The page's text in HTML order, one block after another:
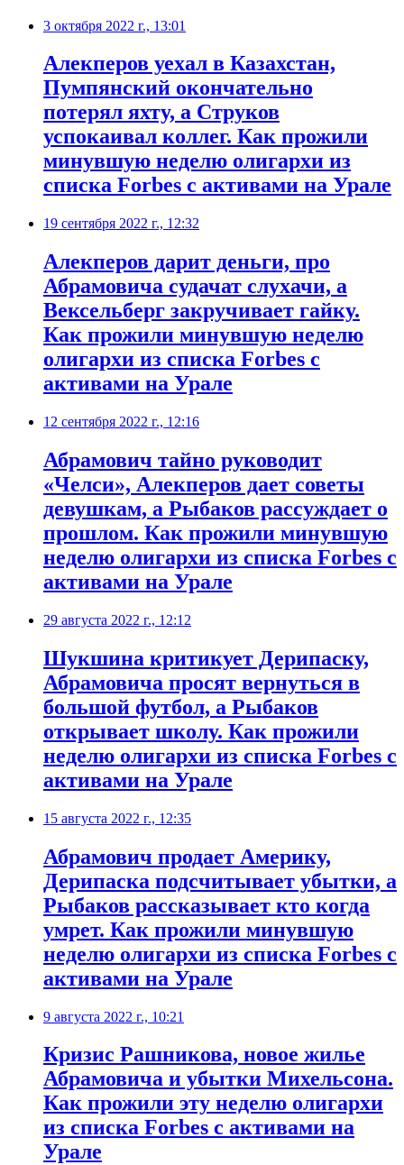
3 октября 2022 г., 13:01
Алекперов уехал в Казахстан,
Пумпянский окончательно
потерял яхту, а Струков
успокаивал коллег. Как прожили
минувшую неделю олигархи из
списка Forbes с активами на Урале
19 сентября 2022 г., 12:32
​Алекперов дарит деньги, про
Абрамовича судачат слухачи, а
Вексельберг закручивает гайку.
Как прожили минувшую неделю
олигархи из списка Forbes с
активами на Урале
12 сентября 2022 г., 12:16
​Абрамович тайно руководит
«Челси», Алекперов дает советы
девушкам, а Рыбаков рассуждает о
прошлом. Как прожили минувшую
неделю олигархи из списка Forbes с
активами на Урале
29 августа 2022 г., 12:12
Шукшина критикует Дерипаску,
Абрамовича просят вернуться в
большой футбол, а Рыбаков
открывает школу. Как прожили
неделю олигархи из списка Forbes с
активами на Урале
15 августа 2022 г., 12:35
​Абрамович продает Америку,
Дерипаска подсчитывает убытки, а
Рыбаков рассказывает кто когда
умрет. Как прожили минувшую
неделю олигархи из списка Forbes c
активами на Урале
9 августа 2022 г., 10:21
​Кризис Рашникова, новое жилье
Абрамовича и убытки Михельсона.
Как прожили эту неделю олигархи
из списка Forbes с активами на
Урале